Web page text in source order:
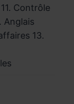
Contrôle
Anglais
13.